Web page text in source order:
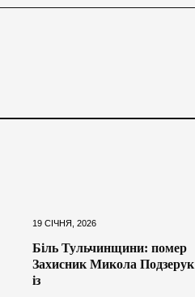
19 СІЧНЯ, 2026
Біль Тульчинщини: помер
Захисник Микола Подзерук
із